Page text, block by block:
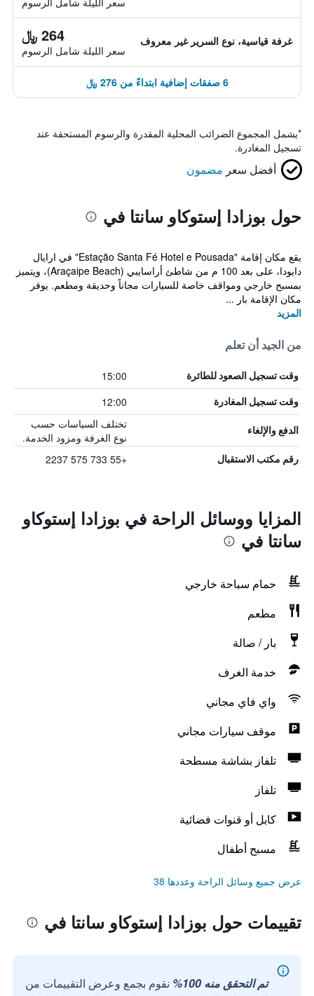
غرفة قياسية، نوع السرير غير معروف 264 ﷼
سعر الليلة شامل الرسوم
6 صفقات إضافية ابتداءً من 276 ﷼
*يشمل المجموع الضرائب المحلية المقدرة والرسوم المستحقة عند
تسجيل المغادرة.
أفضل سعر مضمون
حول بوزادا إستوكاو سانتا في
يقع مكان إقامة "Estação Santa Fé Hotel e Pousada" في ارايال
دايودا، على بعد 100 م من شاطئ أراسايبي (Araçaipe Beach)، ويتميز
بمسبح خارجي ومواقف خاصة للسيارات مجاناً وحديقة ومطعم. يوفر
مكان الإقامة بار ...
المزيد
من الجيد أن تعلم
وقت تسجيل الصعود للطائرة 15:00
وقت تسجيل المغادرة 12:00
الدفع والإلغاء
تختلف السياسات حسب
نوع الغرفة ومزود الخدمة.
رقم مكتب الاستقبال +55 733 575 2237
المزايا ووسائل الراحة في بوزادا إستوكاو
سانتا في
حمام سباحة خارجي
مطعم
بار / صالة
خدمة الغرف
واي فاي مجاني
موقف سيارات مجاني
تلفاز بشاشة مسطحة
تلفاز
كابل أو قنوات فضائية
مسبح أطفال
عرض جميع وسائل الراحة وعددها 38
تقييمات حول بوزادا إستوكاو سانتا في
تم التحقق منه 100%
نقوم بجمع وعرض التقييمات من